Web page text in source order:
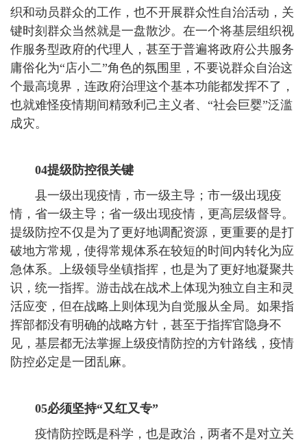
织和动员群众的工作，也不开展群众性自治活动，关
键时刻群众当然就是一盘散沙。在一个将基层组织视
作服务型政府的代理人，甚至于普遍将政府公共服务
庸俗化为“店小二”角色的氛围里，不要说群众自治这
个最高境界，连政府治理这个基本功能都发挥不了，
也就难怪疫情期间精致利己主义者、“社会巨婴”泛滥
成灾。
04提级防控很关键
县一级出现疫情，市一级主导；市一级出现疫
情，省一级主导；省一级出现疫情，更高层级督导。
提级防控不仅是为了更好地调配资源，更重要的是打
破地方常规，使得常规体系在较短的时间内转化为应
急体系。上级领导坐镇指挥，也是为了更好地凝聚共
识，统一指挥。游击战在战术上体现为独立自主和灵
活应变，但在战略上则体现为自觉服从全局。如果指
挥部都没有明确的战略方针，甚至于指挥官隐身不
见，基层都无法掌握上级疫情防控的方针路线，疫情
防控必定是一团乱麻。
05必须坚持“又红又专”
疫情防控既是科学，也是政治，两者不是对立关